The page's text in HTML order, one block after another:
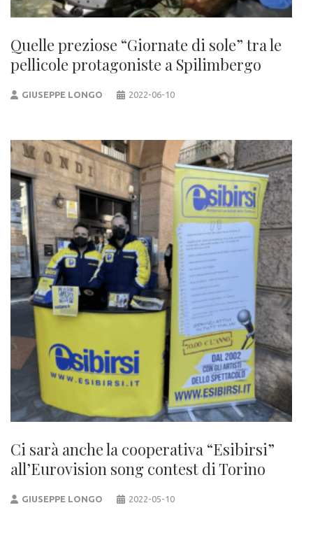
Quelle preziose “Giornate di sole” tra le
pellicole protagoniste a Spilimbergo
GIUSEPPE LONGO 2022-06-10
Ci sarà anche la cooperativa “Esibirsi”
all’Eurovision song contest di Torino
GIUSEPPE LONGO 2022-05-10